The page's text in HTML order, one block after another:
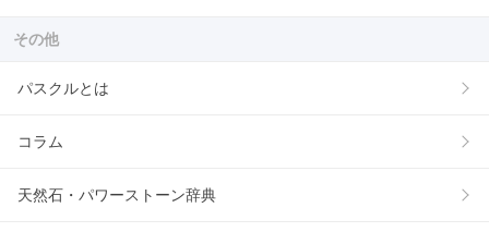
その他
パスクルとは
コラム
天然石・パワーストーン辞典